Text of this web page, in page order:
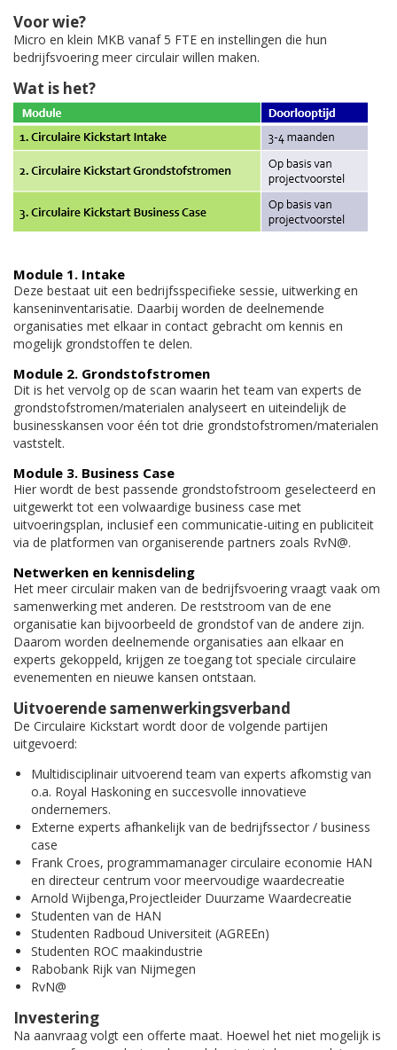
Voor wie?
Micro en klein MKB vanaf 5 FTE en instellingen die hun
bedrijfsvoering meer circulair willen maken.
Wat is het?
Module 1. Intake
Deze bestaat uit een bedrijfsspecifieke sessie, uitwerking en
kanseninventarisatie. Daarbij worden de deelnemende
organisaties met elkaar in contact gebracht om kennis en
mogelijk grondstoffen te delen.
Module 2. Grondstofstromen
Dit is het vervolg op de scan waarin het team van experts de
grondstofstromen/materialen analyseert en uiteindelijk de
businesskansen voor één tot drie grondstofstromen/materialen
vaststelt.
Module 3. Business Case
Hier wordt de best passende grondstofstroom geselecteerd en
uitgewerkt tot een volwaardige business case met
uitvoeringsplan, inclusief een communicatie-uiting en publiciteit
via de platformen van organiserende partners zoals RvN@.
Netwerken en kennisdeling
Het meer circulair maken van de bedrijfsvoering vraagt vaak om
samenwerking met anderen. De reststroom van de ene
organisatie kan bijvoorbeeld de grondstof van de andere zijn.
Daarom worden deelnemende organisaties aan elkaar en
experts gekoppeld, krijgen ze toegang tot speciale circulaire
evenementen en nieuwe kansen ontstaan.
Uitvoerende samenwerkingsverband
De Circulaire Kickstart wordt door de volgende partijen
uitgevoerd:
Multidisciplinair uitvoerend team van experts afkomstig van
o.a. Royal Haskoning en succesvolle innovatieve
ondernemers.
Externe experts afhankelijk van de bedrijfssector / business
case
Frank Croes, programmamanager circulaire economie HAN
en directeur centrum voor meervoudige waardecreatie
Arnold Wijbenga,Projectleider Duurzame Waardecreatie
Studenten van de HAN
Studenten Radboud Universiteit (AGREEn)
Studenten ROC maakindustrie
Rabobank Rijk van Nijmegen
RvN@
Investering
Na aanvraag volgt een offerte maat. Hoewel het niet mogelijk is